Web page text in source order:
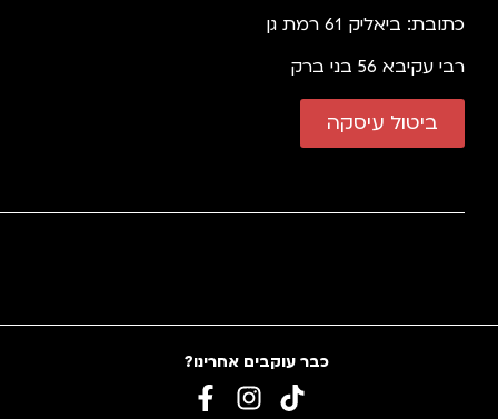
כתובת: ביאליק 61 רמת גן
רבי עקיבא 56 בני ברק
ביטול עיסקה
כבר עוקבים אחרינו?